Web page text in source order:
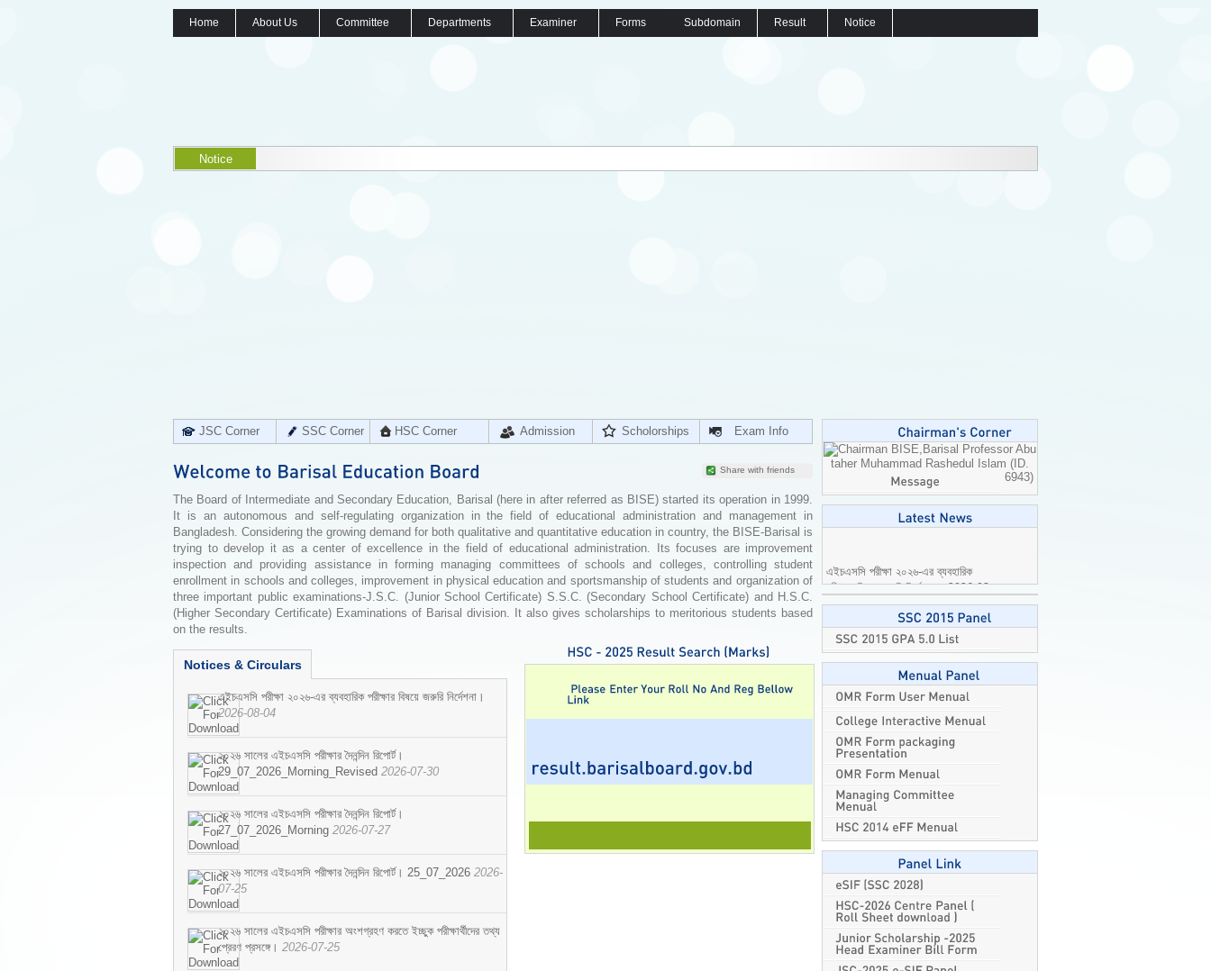
Home About Us Committee Departments Examiner Forms Subdomain Result Notice
Notice
JSC Corner SSC Corner HSC Corner Admission Scholorships Exam Info
Share with friends
The Board of Intermediate and Secondary Education, Barisal (here in after referred as BISE) started its operation in 1999.
It is an autonomous and self-regulating organization in the field of educational administration and management in
Bangladesh. Considering the growing demand for both qualitative and quantitative education in country, the BISE-Barisal is
trying to develop it as a center of excellence in the field of educational administration. Its focuses are improvement
inspection and providing assistance in forming managing committees of schools and colleges, controlling student
enrollment in schools and colleges, improvement in physical education and sportsmanship of students and organization of
three important public examinations-J.S.C. (Junior School Certificate) S.S.C. (Secondary School Certificate) and H.S.C.
(Higher Secondary Certificate) Examinations of Barisal division. It also gives scholarships to meritorious students based
on the results.
Notices & Circulars
এইচএসসি পরীক্ষা ২০২৬-এর ব্যবহারিক পরীক্ষার বিষয়ে জরুরি নির্দেশনা।
2026-08-04
২০২৬ সালের এইচএসসি পরীক্ষার দৈনন্দিন রিপোর্ট।
29_07_2026_Morning_Revised 2026-07-30
২০২৬ সালের এইচএসসি পরীক্ষার দৈনন্দিন রিপোর্ট।
27_07_2026_Morning 2026-07-27
২০২৬ সালের এইচএসসি পরীক্ষার দৈনন্দিন রিপোর্ট। 25_07_2026 2026-
07-25
২০২৬ সালের এইচএসসি পরীক্ষার অংশগ্রহণ করতে ইচ্ছুক পরীক্ষার্থীদের তথ্য
প্রেরণ প্রসঙ্গে। 2026-07-25
Professor Abu
taher Muhammad Rashedul Islam (ID.
6943)
পরীক্ষার বিষয়ে জরুরি নির্দেশনা।2026-08-
04